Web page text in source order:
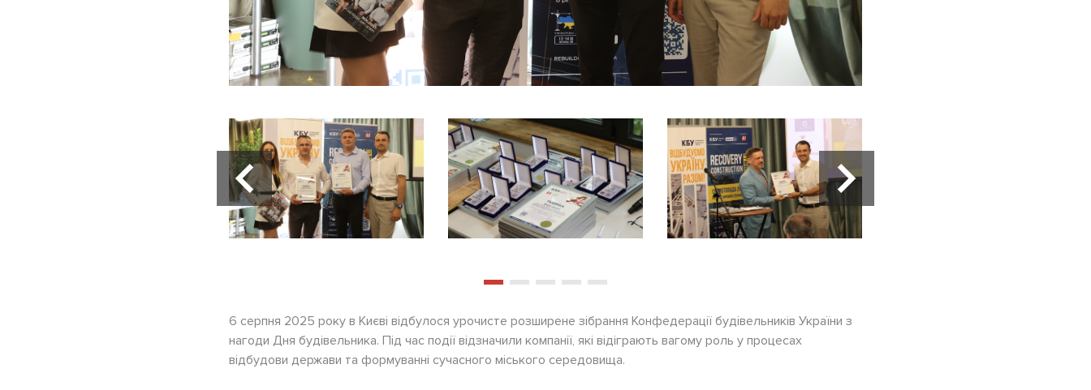
6 серпня 2025 року в Києві відбулося урочисте розширене зібрання Конфедерації будівельників України з
нагоди Дня будівельника. Під час події відзначили компанії, які відіграють вагому роль у процесах
відбудови держави та формуванні сучасного міського середовища.